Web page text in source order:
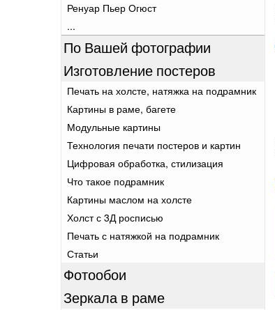
Ренуар Пьер Огюст
...
По Вашей фотографии
Изготовление постеров
Печать на холсте, натяжка на подрамник
Картины в раме, багете
Модульные картины
Технология печати постеров и картин
Цифровая обработка, стилизация
Что такое подрамник
Картины маслом на холсте
Холст с 3Д росписью
Печать с натяжкой на подрамник
Статьи
Фотообои
Зеркала в раме